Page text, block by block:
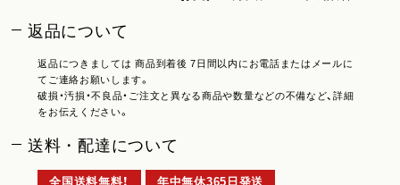
返品について
返品につきましては 商品到着後 7日間以内にお電話またはメールに
てご連絡お願いします。
破損・汚損・不良品・ご注文と異なる商品や数量などの不備など、詳細
をお伝えください。
送料・配達について
全国送料無料！ 年中無休365日発送